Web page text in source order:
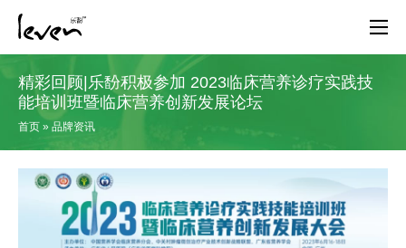
精彩回顾|乐馚积极参加 2023临床营养诊疗实践技
能培训班暨临床营养创新发展论坛
首页 » 品牌资讯